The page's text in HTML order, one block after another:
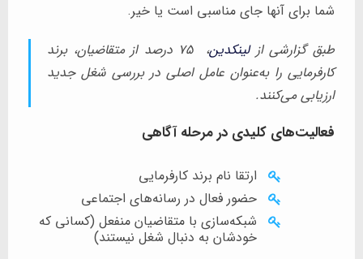
شما برای آنها جای مناسبی است یا خیر.
طبق گزارشی ازلینکدین
، 75 درصد از متقاضیان، برند
کارفرمایی را به‌عنوان عامل اصلی در بررسی شغل جدید
ارزیابی می‌کنند.
فعالیت‌های کلیدی در مرحله آگاهی
ارتقا نام برند کارفرمایی
حضور فعال در رسانه‌های اجتماعی
شبکه‌سازی با متقاضیان منفعل (کسانی که
خودشان به دنبال شغل نیستند)